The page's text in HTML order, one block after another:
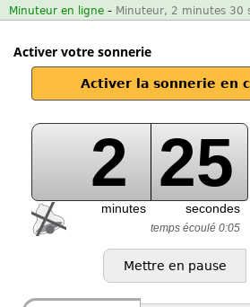
Minuteur en ligne - Minuteur, 2 minutes 30
Activer votre sonnerie
Activer la sonnerie en
2 25
minutes secondes
temps écoulé 0:05